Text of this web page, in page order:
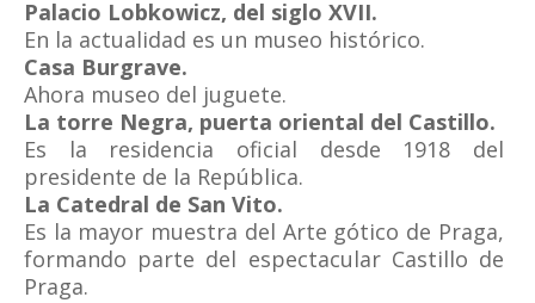
Palacio Lobkowicz, del siglo XVII.
En la actualidad es un museo histórico.
Casa Burgrave.
Ahora museo del juguete.
La torre Negra, puerta oriental del Castillo.
Es la residencia oficial desde 1918 del
presidente de la República.
La Catedral de San Vito.
Es la mayor muestra del Arte gótico de Praga,
formando parte del espectacular Castillo de
Praga.